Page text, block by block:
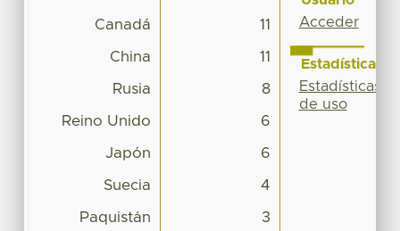
Canadá 11
China 11
Rusia 8
Reino Unido 6
Japón 6
Suecia 4
Paquistán 3
Acceder
Estadísticas
Estadísticas
de uso